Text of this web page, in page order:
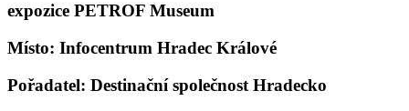
expozice PETROF Museum
Místo: Infocentrum Hradec Králové
Pořadatel: Destinační společnost Hradecko